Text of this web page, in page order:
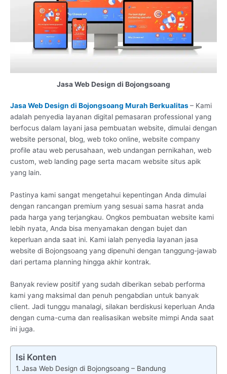
Jasa Web Design di Bojongsoang
Jasa Web Design di Bojongsoang Murah Berkualitas– Kami
adalah penyedia layanan digital pemasaran professional yang
berfocus dalam layani jasa pembuatan website, dimulai dengan
website personal, blog, web toko online, website company
profile atau web perusahaan, web undangan pernikahan, web
custom, web landing page serta macam website situs apik
yang lain.
Pastinya kami sangat mengetahui kepentingan Anda dimulai
dengan rancangan premium yang sesuai sama hasrat anda
pada harga yang terjangkau. Ongkos pembuatan website kami
lebih nyata, Anda bisa menyamakan dengan bujet dan
keperluan anda saat ini. Kami ialah penyedia layanan jasa
website di Bojongsoang yang dipenuhi dengan tanggung-jawab
dari pertama planning hingga akhir kontrak.
Banyak review positif yang sudah diberikan sebab performa
kami yang maksimal dan penuh pengabdian untuk banyak
client. Jadi tunggu manalagi, silakan berdiskusi keperluan Anda
dengan cuma-cuma dan realisasikan website mimpi Anda saat
ini juga.
Isi Konten
Jasa Web Design di Bojongsoang – Bandung